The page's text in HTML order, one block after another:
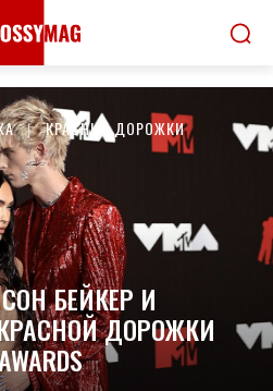
КРАСНЫЕ ДОРОЖКИ
БЕЙКЕР И
ДОРОЖКИ